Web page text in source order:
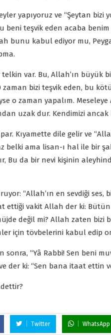
yapıyoruz ve “Şeytan bizi
teşvik eden acaba benim
bunu kabul ediyor mu,
telkin var. Bu, Allah’ın büyük
bizi teşvik eden, bu
o zaman yapalım.
uzak dur. Kendimizi
Kıyamette dile gelir ve
ama lisan-ı hal ile bir
Bu da bir nevi kişinin
“Allah’ın en sevdiği ses,
ettiği vakit Allah der ki:
değil mi? Allah zaten bizi
için tövbelerini kabul edip
sonra, “Yâ Rabbi! Sen beni
der ki: “Sen bana itaat ettin
Twitter WhatsApp